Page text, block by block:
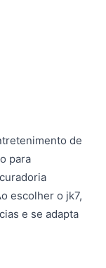
de
para
escolher o jk7,
e se adapta